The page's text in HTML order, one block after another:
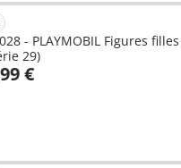
- PLAYMOBIL Figures filles
29)
€